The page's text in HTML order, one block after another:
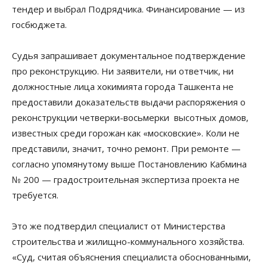
тендер и выбрал Подрядчика. Финансирование — из
госбюджета.
Судья запрашивает документальное подтверждение
про реконструкцию. Ни заявители, ни ответчик, ни
должностные лица хокимията города Ташкента не
предоставили доказательств выдачи распоряжения о
реконструкции четверки-восьмерки высотных домов,
известных среди горожан как «московские». Коли не
представили, значит, точно ремонт. При ремонте —
согласно упомянутому выше Постановлению Кабмина
№ 200 — градостроительная экспертиза проекта не
требуется.
Это же подтвердил специалист от Министерства
строительства и жилищно-коммунального хозяйства.
«Суд, считая объяснения специалиста обоснованными,